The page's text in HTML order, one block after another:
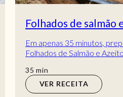
Folhados de salmão
Em apenas 35 minutos,
Folhados de Salmão e
Experimente...
35 min
min
VER RECEITA